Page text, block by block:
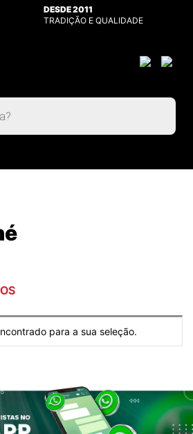
DESDE 2011
TRADIÇÃO E QUALIDADE
para a sua seleção.